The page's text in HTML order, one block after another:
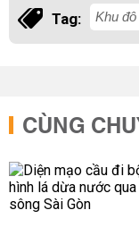
Tag: Khu
CÙNG